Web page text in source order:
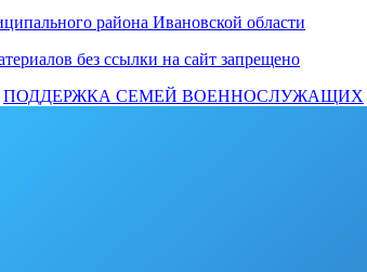
района Ивановской области
без ссылки на сайт запрещено
ПОДДЕРЖКА СЕМЕЙ ВОЕННОСЛУЖАЩИХ